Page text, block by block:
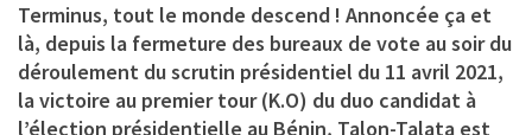
Terminus, tout le monde descend ! Annoncée ça et
là, depuis la fermeture des bureaux de vote au soir du
déroulement du scrutin présidentiel du 11 avril 2021,
la victoire au premier tour (K.O) du duo candidat à
l’élection présidentielle au Bénin, Talon-Talata est